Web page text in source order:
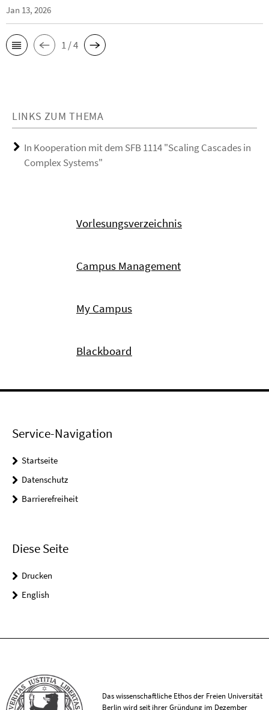
Jan 13, 2026
1 / 4
LINKS ZUM THEMA
In Kooperation mit dem SFB 1114 "Scaling Cascades in
Complex Systems"
Vorlesungsverzeichnis
Campus Management
My Campus
Blackboard
Service-Navigation
Startseite
Datenschutz
Barrierefreiheit
Diese Seite
Drucken
English
Das wissenschaftliche Ethos der Freien Universität
Berlin wird seit ihrer Gründung im Dezember